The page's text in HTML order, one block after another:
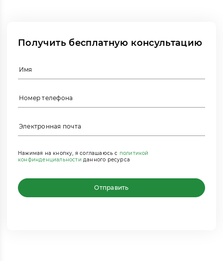
Получить бесплатную консультацию
Нажимая на кнопку, я соглашаюсь с политикой
конфинденциальности данного ресурса
Отправить